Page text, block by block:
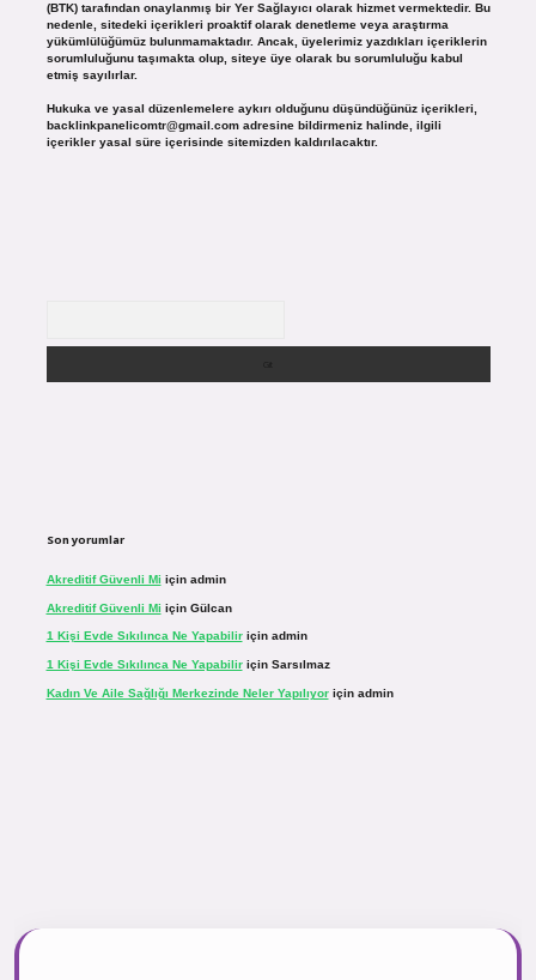
(BTK) tarafından onaylanmış bir Yer Sağlayıcı olarak hizmet vermektedir. Bu
nedenle, sitedeki içerikleri proaktif olarak denetleme veya araştırma
yükümlülüğümüz bulunmamaktadır. Ancak, üyelerimiz yazdıkları içeriklerin
sorumluluğunu taşımakta olup, siteye üye olarak bu sorumluluğu kabul
etmiş sayılırlar.
Hukuka ve yasal düzenlemelere aykırı olduğunu düşündüğünüz içerikleri,
backlinkpanelicomtr@gmail.comadresine bildirmeniz halinde, ilgili
içerikler yasal süre içerisinde sitemizden kaldırılacaktır.
Son yorumlar
Akreditif Güvenli Mi için admin
Akreditif Güvenli Mi için Gülcan
1 Kişi Evde Sıkılınca Ne Yapabiliriçin admin
1 Kişi Evde Sıkılınca Ne Yapabiliriçin Sarsılmaz
Kadın Ve Aile Sağlığı Merkezinde Neler Yapılıyoriçin admin